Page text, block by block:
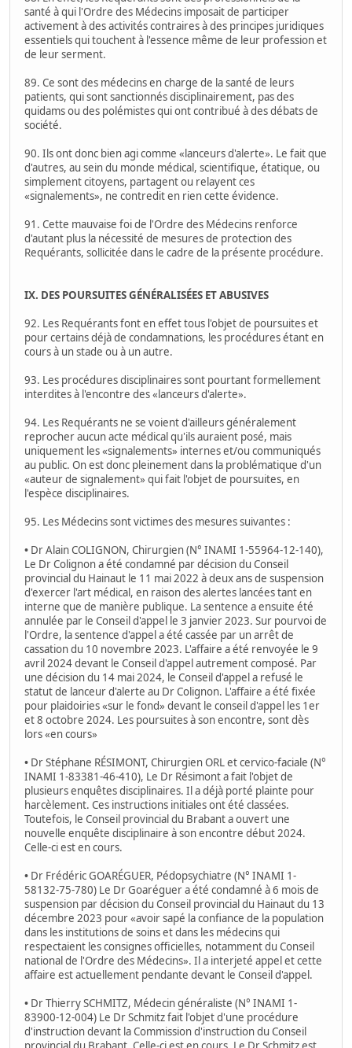
santé à qui l'Ordre des Médecins imposait de participer
activement à des activités contraires à des principes juridiques
essentiels qui touchent à l'essence même de leur profession et
de leur serment.
89. Ce sont des médecins en charge de la santé de leurs
patients, qui sont sanctionnés disciplinairement, pas des
quidams ou des polémistes qui ont contribué à des débats de
société.
90. Ils ont donc bien agi comme «lanceurs d'alerte». Le fait que
d'autres, au sein du monde médical, scientifique, étatique, ou
simplement citoyens, partagent ou relayent ces
«signalements», ne contredit en rien cette évidence.
91. Cette mauvaise foi de l'Ordre des Médecins renforce
d'autant plus la nécessité de mesures de protection des
Requérants, sollicitée dans le cadre de la présente procédure.
IX. DES POURSUITES GÉNÉRALISÉES ET ABUSIVES
92. Les Requérants font en effet tous l'objet de poursuites et
pour certains déjà de condamnations, les procédures étant en
cours à un stade ou à un autre.
93. Les procédures disciplinaires sont pourtant formellement
interdites à l'encontre des «lanceurs d'alerte».
94. Les Requérants ne se voient d'ailleurs généralement
reprocher aucun acte médical qu'ils auraient posé, mais
uniquement les «signalements» internes et/ou communiqués
au public. On est donc pleinement dans la problématique d'un
«auteur de signalement» qui fait l'objet de poursuites, en
l'espèce disciplinaires.
95. Les Médecins sont victimes des mesures suivantes :
• Dr Alain COLIGNON, Chirurgien (N° INAMI 1-55964-12-140),
Le Dr Colignon a été condamné par décision du Conseil
provincial du Hainaut le 11 mai 2022 à deux ans de suspension
d'exercer l'art médical, en raison des alertes lancées tant en
interne que de manière publique. La sentence a ensuite été
annulée par le Conseil d'appel le 3 janvier 2023. Sur pourvoi de
l'Ordre, la sentence d'appel a été cassée par un arrêt de
cassation du 10 novembre 2023. L'affaire a été renvoyée le 9
avril 2024 devant le Conseil d'appel autrement composé. Par
une décision du 14 mai 2024, le Conseil d'appel a refusé le
statut de lanceur d'alerte au Dr Colignon. L'affaire a été fixée
pour plaidoiries «sur le fond» devant le conseil d'appel les 1er
et 8 octobre 2024. Les poursuites à son encontre, sont dès
lors «en cours»
• Dr Stéphane RÉSIMONT, Chirurgien ORL et cervico-faciale (N°
INAMI 1-83381-46-410), Le Dr Résimont a fait l'objet de
plusieurs enquêtes disciplinaires. Il a déjà porté plainte pour
harcèlement. Ces instructions initiales ont été classées.
Toutefois, le Conseil provincial du Brabant a ouvert une
nouvelle enquête disciplinaire à son encontre début 2024.
Celle-ci est en cours.
• Dr Frédéric GOARÉGUER, Pédopsychiatre (N° INAMI 1-
58132-75-780) Le Dr Goaréguer a été condamné à 6 mois de
suspension par décision du Conseil provincial du Hainaut du 13
décembre 2023 pour «avoir sapé la confiance de la population
dans les institutions de soins et dans les médecins qui
respectaient les consignes officielles, notamment du Conseil
national de l'Ordre des Médecins». Il a interjeté appel et cette
affaire est actuellement pendante devant le Conseil d'appel.
• Dr Thierry SCHMITZ, Médecin généraliste (N° INAMI 1-
83900-12-004) Le Dr Schmitz fait l'objet d'une procédure
d'instruction devant la Commission d'instruction du Conseil